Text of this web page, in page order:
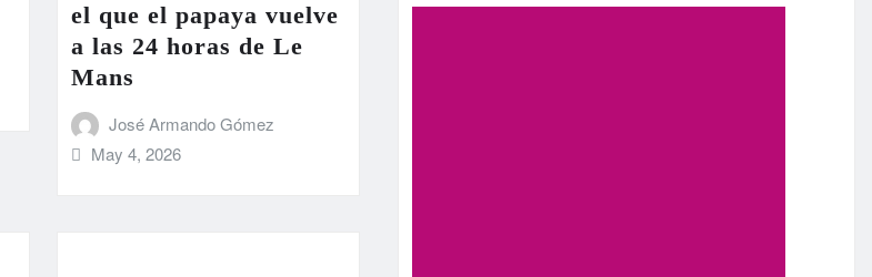
el que el papaya vuelve
a las 24 horas de Le
Mans
José Armando Gómez
May 4, 2026